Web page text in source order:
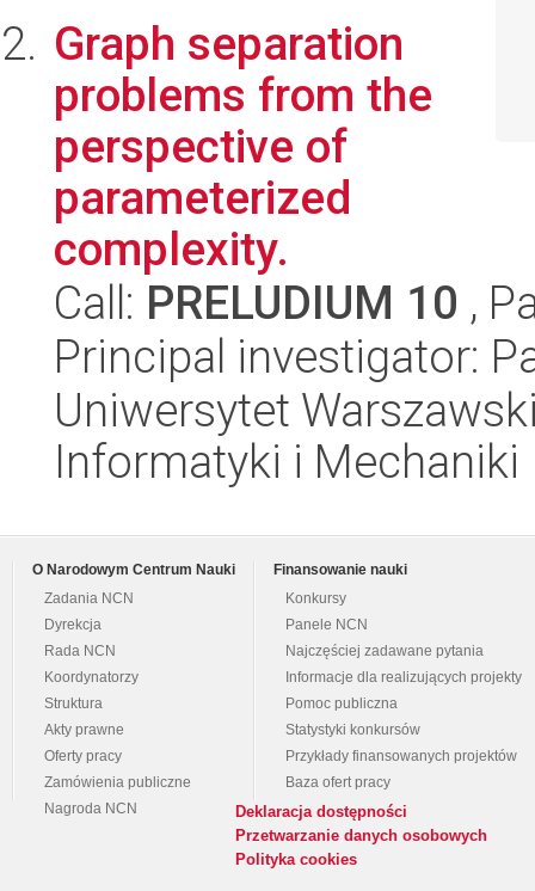
Graph separation
problems from the
perspective of
parameterized
complexity.
Call: PRELUDIUM 10 ,
Principal investigator:
Uniwersytet
Informatyki i Mechaniki
O Narodowym Centrum Nauki
Zadania NCN
Dyrekcja
Rada NCN
Koordynatorzy
Struktura
Akty prawne
Oferty pracy
Zamówienia publiczne
Nagroda NCN
Finansowanie nauki
Konkursy
Panele NCN
Najczęściej zadawane pytania
Informacje dla realizujących projekty
Pomoc publiczna
Statystyki konkursów
Przykłady finansowanych projektów
Baza ofert pracy
Deklaracja dostępności
Przetwarzanie danych osobowych
Polityka cookies